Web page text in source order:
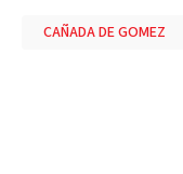
CAÑADA DE GOMEZ